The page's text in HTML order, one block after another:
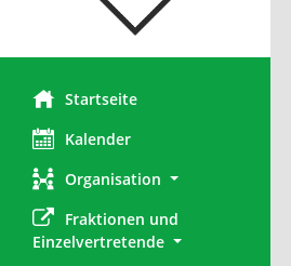
Startseite
Kalender
Organisation
Fraktionen und
Einzelvertretende